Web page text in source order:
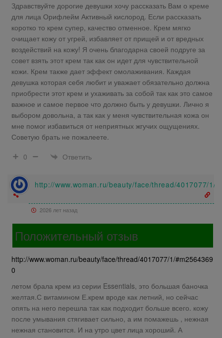
Здравствуйте дорогие девушки хочу рассказать Вам о креме
для лица Орифлейм Активный кислород. Если рассказать
коротко то крем супер, качество отменное. Крем мягко
очищает кожу от угрей, избавляет от прищей и от вредных
воздействий на кожу! Я очень благодарна своей подруге за
совет взять этот крем так как он идет для чувствительной
кожи. Крем также дает эффект омолаживания. Каждая
девушка которая себя любит и уважает обязательно должна
приобрести этот крем и ухаживать за собой так как это самое
важное и самое первое что должно быть у девушки. Лично я
выбором довольна, а так как у меня чувствительная кожа он
мне помог избавиться от неприятных жгучих ощущениях.
Советую брать не пожалеете.
0
Ответить
http://www.woman.ru/beauty/face/thread/4017077/1/
2026 лет назад
Положительный отзыв
http://www.woman.ru/beauty/face/thread/4017077/1/#m2564369
0
летом брала крем из серии Essentials, это большая баночка
желтая.С витамином Е.крем вроде как летний, но сейчас
опять на него перешла так как подходит больше всего. кожу
после умывания стягивает сильно, а им помажешь , нежная
нежная становится. И на утро цвет лица хороший. А